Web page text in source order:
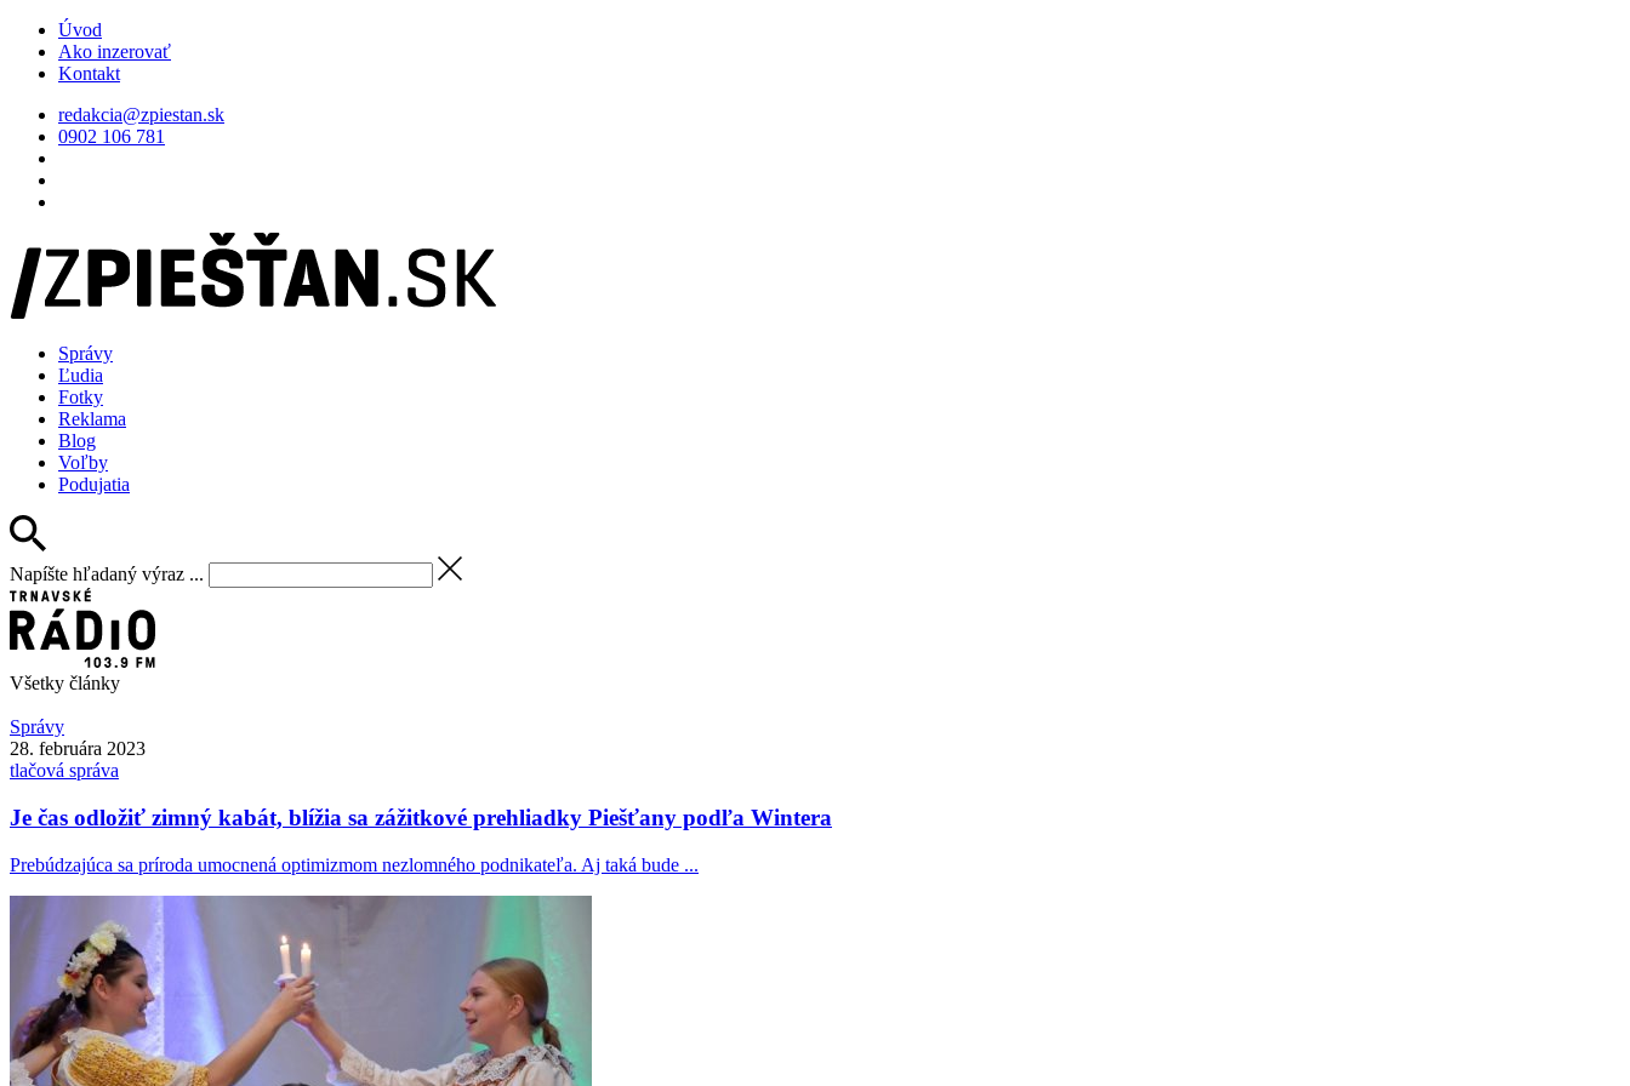
Úvod
Ako inzerovať
Kontakt
redakcia@zpiestan.sk
0902 106 781
Správy
Ľudia
Fotky
Reklama
Blog
Voľby
Podujatia
Napíšte hľadaný výraz ...
Všetky články
Správy
28. februára 2023
tlačová správa
Je čas odložiť zimný kabát, blížia sa zážitkové prehliadky Piešťany podľa Wintera
Prebúdzajúca sa príroda umocnená optimizmom nezlomného podnikateľa. Aj taká bude ...